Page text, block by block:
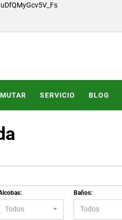
SERVICIO BLOG
Todos
Baños:
Todos